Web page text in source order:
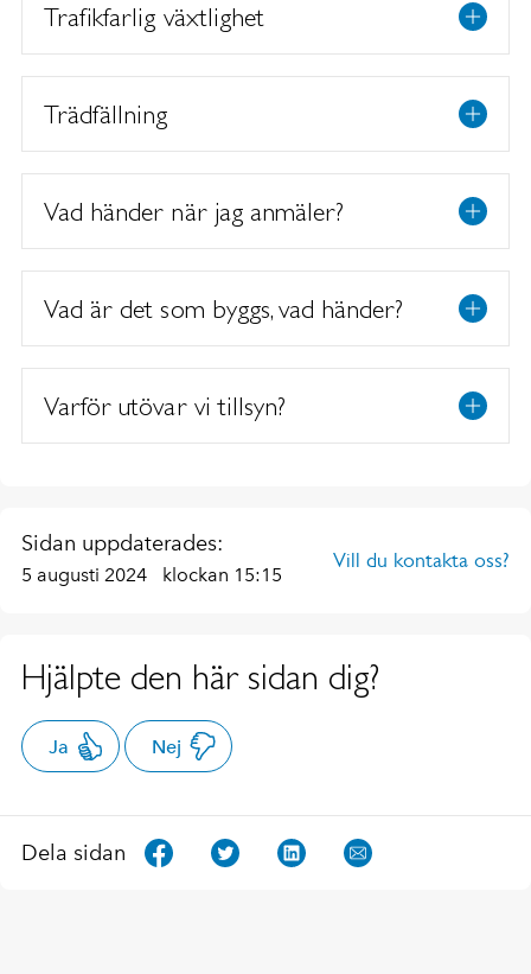
Trafikfarlig växtlighet
Trädfällning
Vad händer när jag anmäler?
Vad är det som byggs, vad händer?
Varför utövar vi tillsyn?
Sidan uppdaterades:
5 augusti 2024 klockan 15:15
Vill du kontakta oss?
Hjälpte den här sidan dig?
Ja Nej
Dela sidan